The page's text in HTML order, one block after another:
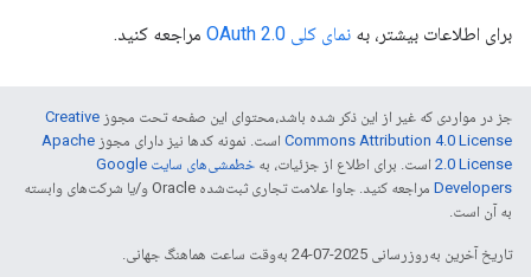
برای اطلاعات بیشتر، به نمای کلی OAuth 2.0 مراجعه کنید.
جز در مواردی که غیر از این ذکر شده باشد،‌محتوای این صفحه تحت مجوز Creative
Commons Attribution 4.0 License است. نمونه کدها نیز دارای مجوز Apache
2.0 License است. برای اطلاع از جزئیات، به
خطمشی‌های سایت Google
Developers‏
مراجعه کنید. جاوا علامت تجاری ثبت‌شده Oracle و/یا شرکت‌های وابسته
به آن است.
تاریخ آخرین به‌روزرسانی 2025-07-24 به‌وقت ساعت هماهنگ جهانی.